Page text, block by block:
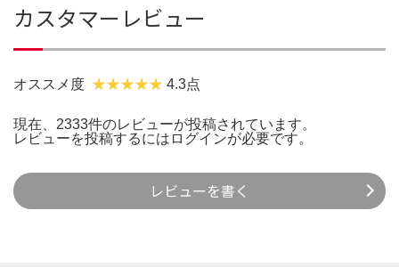
カスタマーレビュー
オススメ度 4.3点
現在、2333件のレビューが投稿されています。
レビューを投稿するには ログインが必要です。
レビューを書く